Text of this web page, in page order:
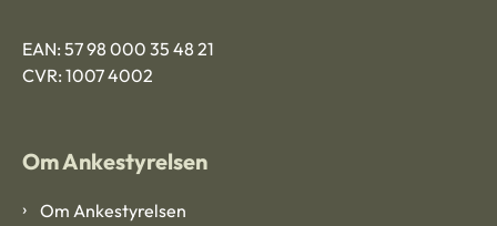
EAN: 57 98 000 35 48 21
CVR: 1007 4002
Om Ankestyrelsen
Om Ankestyrelsen